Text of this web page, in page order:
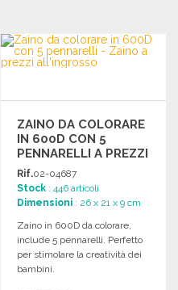
ZAINO DA COLORARE
IN 600D CON 5
PENNARELLI A PREZZI
ALL'INGROSSO
Rif.02-04687
Stock : 446 articoli
Dimensioni : 26 x 21 x 9 cm
Zaino in 600D da colorare,
include 5 pennarelli. Perfetto
per stimolare la creatività dei
bambini.